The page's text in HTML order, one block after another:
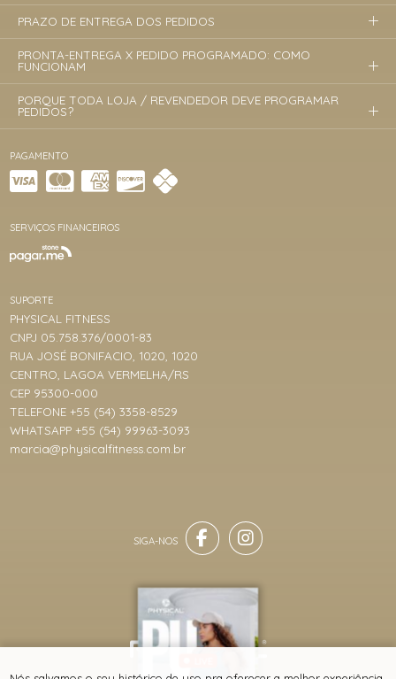
PAGAMENTO
SERVIÇOS FINANCEIROS
SUPORTE
PHYSICAL FITNESS
CNPJ 05.758.376/0001-83
RUA JOSÉ BONIFACIO, 1020, 1020
CENTRO, LAGOA VERMELHA/RS
CEP 95300-000
TELEFONE +55 (54) 3358-8529
WHATSAPP +55 (54) 99963-3093
marcia@physicalfitness.com.br
PRAZO DE ENTREGA DOS PEDIDOS
PRONTA-ENTREGA X PEDIDO PROGRAMADO: COMO
FUNCIONAM
PORQUE TODA LOJA / REVENDEDOR DEVE PROGRAMAR
PEDIDOS?
® TODOS DIREITOS RESERVADOS